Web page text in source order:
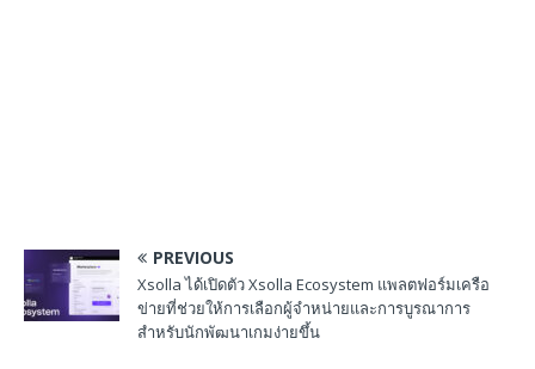
PREVIOUS
Xsolla ได้เปิดตัว Xsolla Ecosystem แพลตฟอร์มเครือ
ข่ายที่ช่วยให้การเลือกผู้จำหน่ายและการบูรณาการ
สำหรับนักพัฒนาเกมง่ายขึ้น